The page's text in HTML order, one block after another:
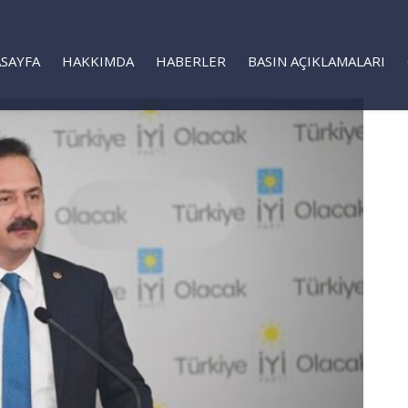
HAKKIMDA HABERLER BASIN AÇIKLAMALARI